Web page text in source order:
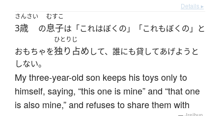
Details ▸
さんさい
3歳 の
むすこ
息子は「これはぼくの」「これもぼくの」と
おもちゃを
ひとりじ
独り占めして、誰にも貸してあげようと
しない。
My three-year-old son keeps his toys only to
himself, saying, “this one is mine” and “that one
is also mine,” and refuses to share them with